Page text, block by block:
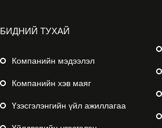
БИДНИЙ ТУХАЙ
Компанийн мэдээлэл
Компанийн хэв маяг
Үзэсгэлэнгийн үйл ажиллагаа